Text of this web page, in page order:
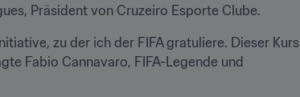
Präsident von Cruzeiro Esporte Clube.
zu der ich der FIFA gratuliere. Dieser Kurs
Fabio Cannavaro, FIFA-Legende und